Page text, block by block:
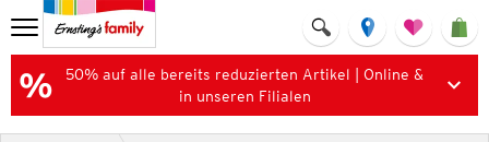
50% auf alle bereits reduzierten Artikel | Online &
in unseren Filialen